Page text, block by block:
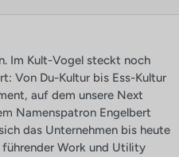
Im Kult-Vogel steckt noch
Von Du-Kultur bis Ess-Kultur
auf dem unsere Next
Namenspatron Engelbert
das Unternehmen bis heute
führender Work und Utility